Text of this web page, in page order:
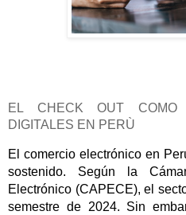
EL CHECK OUT COMO
DIGITALES EN PERÙ
El comercio electrónico en
sostenido. Según la
Electrónico (CAPECE), el
semestre de 2024. Sin